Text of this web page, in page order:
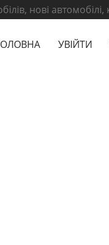
нові автомобілі,
УВІЙТИ